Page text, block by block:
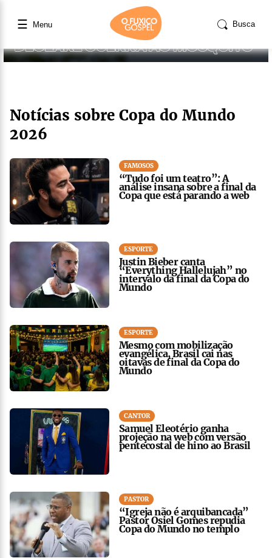
☰ Menu Busca
Notícias sobre Copa do Mundo
2026
FAMOSOS
“Tudo foi um teatro”: A
análise insana sobre a final da
Copa que está parando a web
ESPORTE
Justin Bieber canta
“Everything Hallelujah” no
intervalo da final da Copa do
Mundo
ESPORTE
Mesmo com mobilização
evangélica, Brasil cai nas
oitavas de final da Copa do
Mundo
CANTOR
Samuel Eleotério ganha
projeção na web com versão
pentecostal de hino ao Brasil
PASTOR
“Igreja não é arquibancada”
Pastor Osiel Gomes repudia
Copa do Mundo no templo